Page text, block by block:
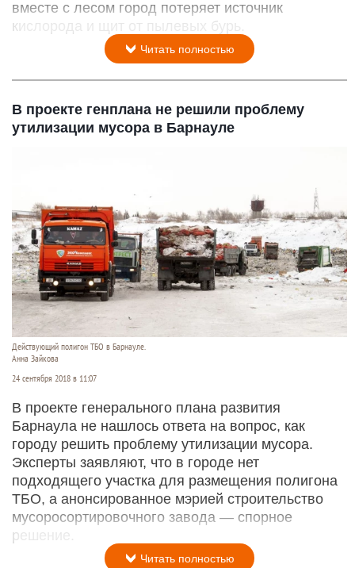
вместе с лесом город потеряет источник
кислорода и щит от пылевых бурь.
Читать полностью
В проекте генплана не решили проблему
утилизации мусора в Барнауле
Действующий полигон ТБО в Барнауле.
Анна Зайкова
24 сентября 2018 в 11:07
В проекте генерального плана развития
Барнаула не нашлось ответа на вопрос, как
городу решить проблему утилизации мусора.
Эксперты заявляют, что в городе нет
подходящего участка для размещения полигона
ТБО, а анонсированное мэрией строительство
мусоросортировочного завода — спорное
решение.
Читать полностью